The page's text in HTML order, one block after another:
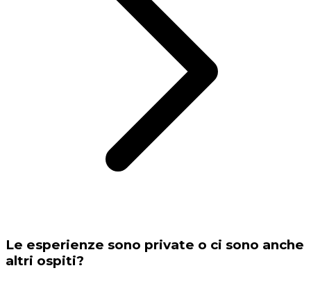
Le esperienze sono private o ci sono anche
altri ospiti?